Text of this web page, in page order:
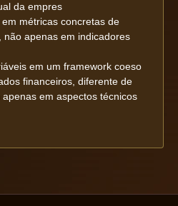
da empres
métricas concretas de
não apenas em indicadores
em um framework coeso
financeiros, diferente de
em aspectos técnicos